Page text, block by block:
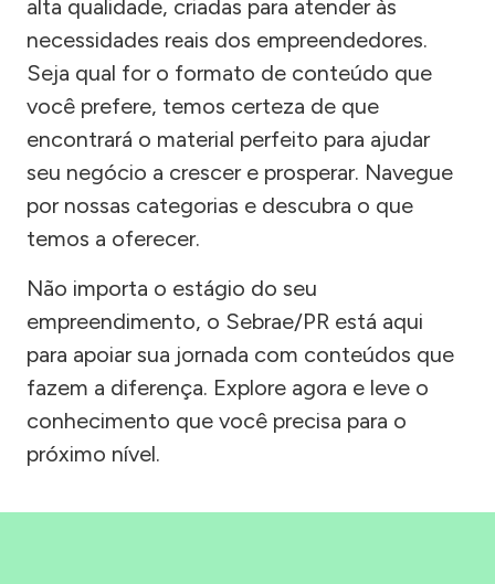
alta qualidade, criadas para atender às
necessidades reais dos empreendedores.
Seja qual for o formato de conteúdo que
você prefere, temos certeza de que
encontrará o material perfeito para ajudar
seu negócio a crescer e prosperar. Navegue
por nossas categorias e descubra o que
temos a oferecer.
Não importa o estágio do seu
empreendimento, o Sebrae/PR está aqui
para apoiar sua jornada com conteúdos que
fazem a diferença. Explore agora e leve o
conhecimento que você precisa para o
próximo nível.